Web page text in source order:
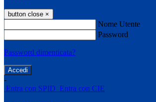
button close ×
Nome Utente
Password
Password dimenticata?
-
Entra con SPID Entra con CIE